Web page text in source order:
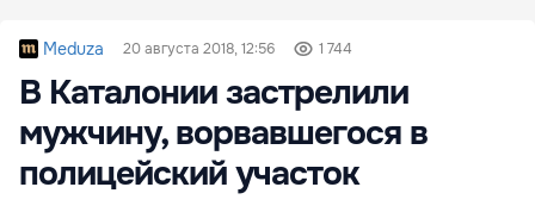
Meduza 20 августа 2018, 12:56 1 744
В Каталонии застрелили
мужчину, ворвавшегося в
полицейский участок